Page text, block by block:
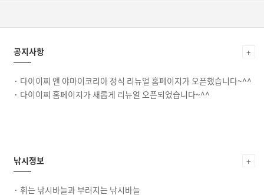
공지사항 +
· 다이이찌 앤 야마이코리아 정식 리뉴얼 홈페이지가 오픈했습니다~^^
· 다이이찌 홈페이지가 새롭게 리뉴얼 오픈되었습니다~^^
낚시정보 +
·휘는 낚시바늘과 부러지는 낚시바늘